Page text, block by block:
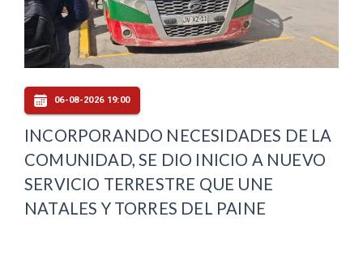
06-08-2026 19:00
INCORPORANDO NECESIDADES DE LA
COMUNIDAD, SE DIO INICIO A NUEVO
SERVICIO TERRESTRE QUE UNE
NATALES Y TORRES DEL PAINE